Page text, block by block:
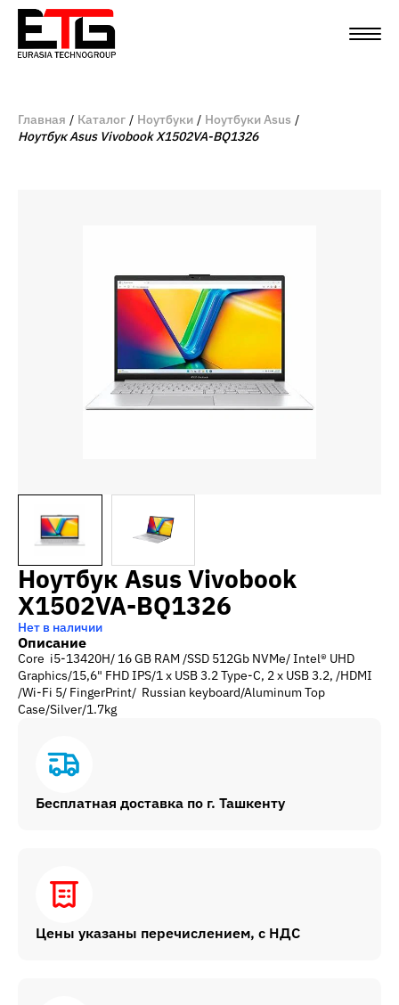
Главная Каталог Ноутбуки
Ноутбуки Asus
Ноутбук Asus Vivobook X1502VA-BQ1326
Ноутбук Asus Vivobook
X1502VA-BQ1326
Нет в наличии
Описание
Core i5-13420H/ 16 GB RAM /SSD 512Gb NVMe/ Intel® UHD
Graphics/15,6" FHD IPS/1 x USB 3.2 Type-C, 2 x USB 3.2, /HDMI
/Wi-Fi 5/ FingerPrint/ Russian keyboard/Aluminum Top
Case/Silver/1.7kg
Бесплатная доставка по г. Ташкенту
Цены указаны перечислением, с НДС